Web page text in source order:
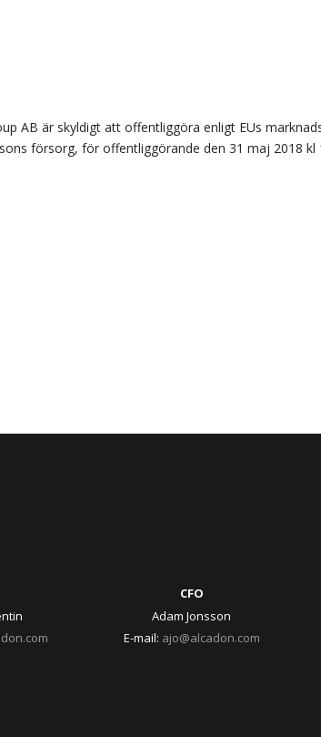
AB är skyldigt att offentliggöra enligt EUs
försorg, för offentliggörande den 31 maj 2018 kl
CFO
Adam Jonsson
E-mail: ajo@alcadon.com